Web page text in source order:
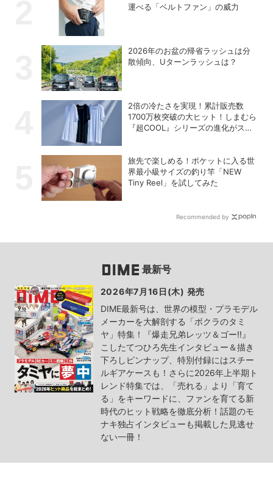
運べる「ベルトファン」の威力
2026年のお盆の帰省ラッシュは分
散傾向、Uターンラッシュは？
2倍の冷たさを実現！累計販売数
1700万枚突破の大ヒット！しまむら
『超COOL』シリーズの進化がスゴ
旅先で楽しめる！ポケットに入る世
界最小級サイズの釣り竿「NEW
Tiny Reel」を試してみた
Recommended by
最新号
2026年7月16日(木) 発売
DIME最新号は、世界の模型・プラモデル
メーカーを大解剖する「ボクラのタミ
ヤ」特集！『爆走兄弟レッツ＆ゴー!!』
こしたてつひろ先生インタビュー＆描き
下ろしピンナップ、特別付録にはスチー
ルギアケースも！さらに2026年上半期ト
レンド特集では、「売れる」より「育て
る」をキーワードに、ファンを育てる新
時代のヒット戦略を徹底分析！話題のモ
ナキ独占インタビューも掲載した見逃せ
ない一冊！